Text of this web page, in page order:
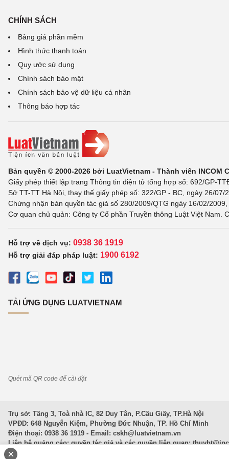
CHÍNH SÁCH
Bảng giá phần mềm
Hình thức thanh toán
Quy ước sử dụng
Chính sách bảo mật
Chính sách bảo vệ dữ liệu cá nhân
Thông báo hợp tác
Bản quyền © 2000-2026 bởi LuatVietnam - Thành viên INCOM
Giấy phép thiết lập trang Thông tin điện tử tổng hợp số: 692/GP-
Sở TT-TT Hà Nội, thay thế giấy phép số: 322/GP - BC, ngày 26/
Chứng nhận bản quyền tác giả số 280/2009/QTG ngày 16/02/
Cơ quan chủ quản: Công ty Cổ phần Truyền thông Luật Việt Nam.
Hỗ trợ về dịch vụ: 0938 36 1919
Hỗ trợ giải đáp pháp luật: 1900 6192
TẢI ỨNG DỤNG LUATVIETNAM
Quét mã QR code để cài đặt
Trụ sở: Tầng 3, Toà nhà IC, 82 Duy Tân, P.Cầu Giấy, TP.Hà Nội
VPĐD: 648 Nguyễn Kiệm, Phường Đức Nhuận, TP. Hồ Chí Minh
Điện thoại: 0938 36 1919 - Email: cskh@luatvietnam.vn
Liên hệ quảng cáo; quyền tác giả và các quyền liên quan:
Văn Bản Pháp Luật
×